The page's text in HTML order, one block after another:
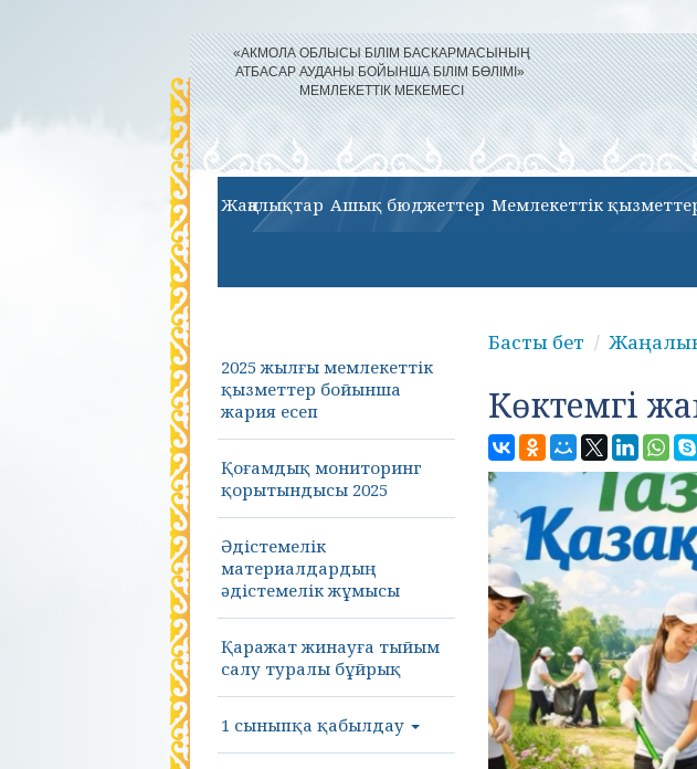
«АКМОЛА ОБЛЫСЫ БІЛІМ БАСКАРМАСЫНЫҢ
АТБАСАР АУДАНЫ БОЙЫНША БІЛІМ БӨЛІМІ»
МЕМЛЕКЕТТІК МЕКЕМЕСІ
Жаңалықтар Ашық бюджеттер Мемлекеттік
2025 жылғы мемлекеттік
қызметтер бойынша
жария есеп
Қоғамдық мониторинг
қорытындысы 2025
Әдістемелік
материалдардың
әдістемелік жұмысы
Қаражат жинауға тыйым
салу туралы бұйрық
1 сыныпқа қабылдау
Басты бет
Көктемгі